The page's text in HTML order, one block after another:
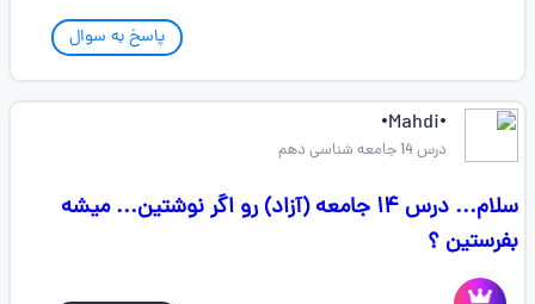
پاسخ به سوال
•Mahdi•
درس 14 جامعه شناسی دهم
سلام... درس ۱۴ جامعه (آزاد) رو اگر نوشتین... میشه
بفرستین ؟